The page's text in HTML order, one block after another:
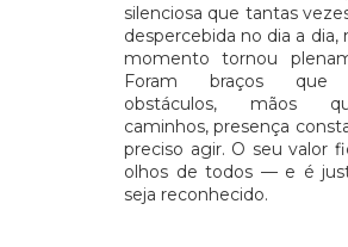
silenciosa que tantas
despercebida no dia a dia,
momento tornou
Foram braços que
obstáculos, mãos
caminhos, presença
preciso agir. O seu valor
olhos de todos — e é
seja reconhecido.